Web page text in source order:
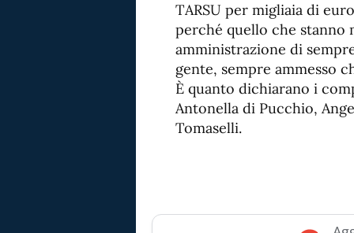
TARSU per migliaia di
perché quello che
amministrazione di
gente, sempre ammesso
È quanto dichiarano i
Antonella di Pucchio,
Tomaselli.